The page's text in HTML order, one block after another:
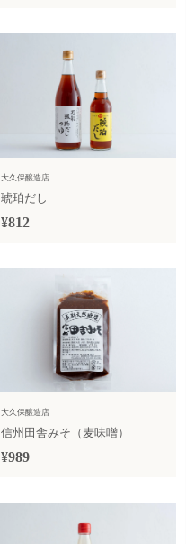
大久保醸造店
琥珀だし
¥812
大久保醸造店
信州田舎みそ（麦味噌）
¥989